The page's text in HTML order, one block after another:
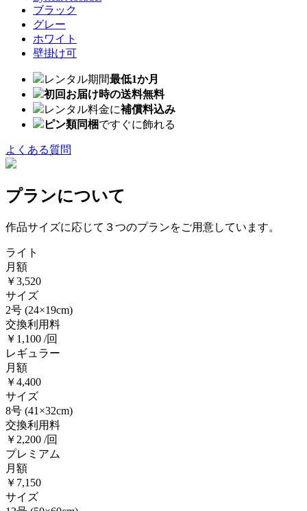
ブラック
グレー
ホワイト
壁掛け可
レンタル期間最低1か月
初回お届け時の送料無料
レンタル料金に補償料込み
ピン類同梱ですぐに飾れる
よくある質問
プランについて
作品サイズに応じて３つのプランをご用意しています。
ライト
月額
￥3,520
サイズ
2号 (24×19cm)
交換利用料
￥1,100 /回
レギュラー
月額
￥4,400
サイズ
8号 (41×32cm)
交換利用料
￥2,200 /回
プレミアム
月額
￥7,150
サイズ